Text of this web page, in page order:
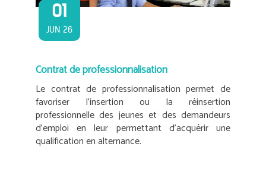
01
JUN 26
Contrat de professionnalisation
Le contrat de professionnalisation permet de
favoriser l’insertion ou la réinsertion
professionnelle des jeunes et des demandeurs
d’emploi en leur permettant d’acquérir une
qualification en alternance.